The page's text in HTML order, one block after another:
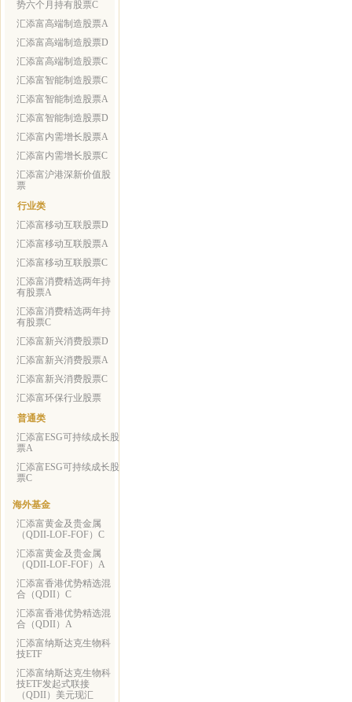
势六个月持有股票C
汇添富高端制造股票A
汇添富高端制造股票D
汇添富高端制造股票C
汇添富智能制造股票C
汇添富智能制造股票A
汇添富智能制造股票D
汇添富内需增长股票A
汇添富内需增长股票C
汇添富沪港深新价值股
票
行业类
汇添富移动互联股票D
汇添富移动互联股票A
汇添富移动互联股票C
汇添富消费精选两年持
有股票A
汇添富消费精选两年持
有股票C
汇添富新兴消费股票D
汇添富新兴消费股票A
汇添富新兴消费股票C
汇添富环保行业股票
普通类
汇添富ESG可持续成长股
票A
汇添富ESG可持续成长股
票C
海外基金
汇添富黄金及贵金属
（QDII-LOF-FOF）C
汇添富黄金及贵金属
（QDII-LOF-FOF）A
汇添富香港优势精选混
合（QDII）C
汇添富香港优势精选混
合（QDII）A
汇添富纳斯达克生物科
技ETF
汇添富纳斯达克生物科
技ETF发起式联接
（QDII）美元现汇